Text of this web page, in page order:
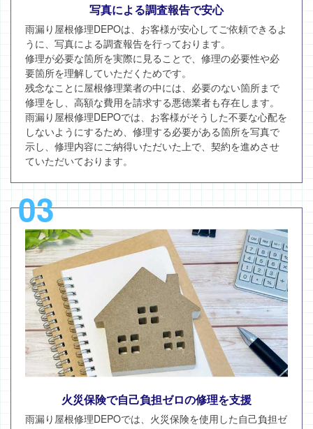
写真による調査報告で安心
雨漏り屋根修理DEPOは、お客様が安心してご依頼できるよ
うに、写真による調査報告を行っております。
修理が必要な箇所を実際に見ることで、修理の必要性や必
要箇所を理解していただくためです。
残念なことに屋根修理業者の中には、必要のない箇所まで
修理をし、高額な費用を請求する悪徳業者も存在します。
雨漏り屋根修理DEPOでは、お客様がそうした不要な心配を
しないようにするため、修理する必要がある箇所を写真で
示し、修理内容にご納得いただいた上で、契約を進めさせ
ていただいております。
03
火災保険で自己負担ゼロの修理を支援
雨漏り屋根修理DEPOでは、火災保険を使用した自己負担ゼ